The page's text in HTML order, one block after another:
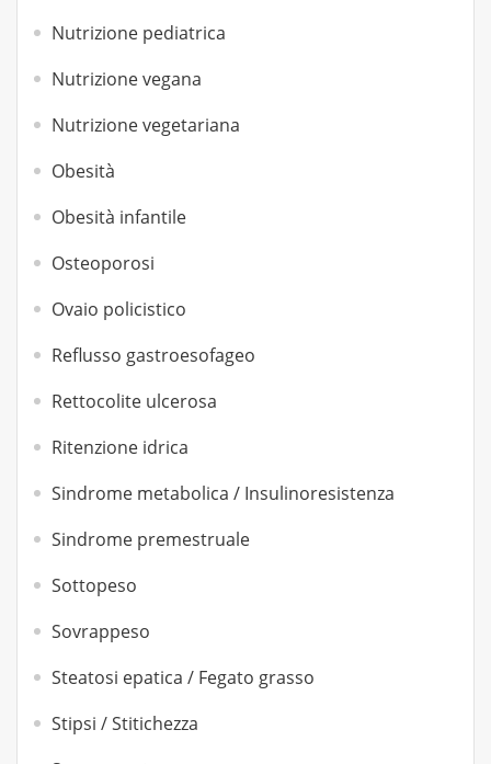
Nutrizione pediatrica
Nutrizione vegana
Nutrizione vegetariana
Obesità
Obesità infantile
Osteoporosi
Ovaio policistico
Reflusso gastroesofageo
Rettocolite ulcerosa
Ritenzione idrica
Sindrome metabolica / Insulinoresistenza
Sindrome premestruale
Sottopeso
Sovrappeso
Steatosi epatica / Fegato grasso
Stipsi / Stitichezza